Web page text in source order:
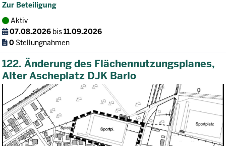
Zur Beteiligung
Aktiv
07.08.2026 bis11.09.2026
0 Stellungnahmen
122. Änderung des Flächennutzungsplanes,
Alter Ascheplatz DJK Barlo